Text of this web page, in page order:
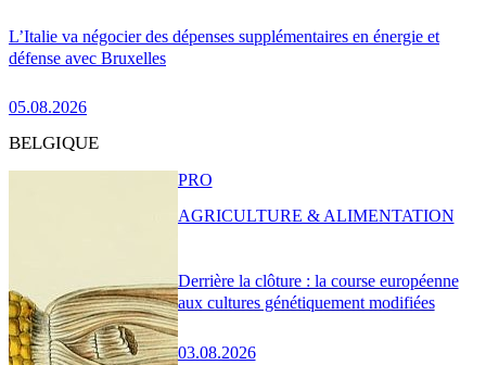
L’Italie va négocier des dépenses supplémentaires en énergie et
défense avec Bruxelles
05.08.2026
BELGIQUE
Derrière la clôture : la course européenne
aux cultures génétiquement modifiées
03.08.2026
PRO
AGRICULTURE & ALIMENTATION